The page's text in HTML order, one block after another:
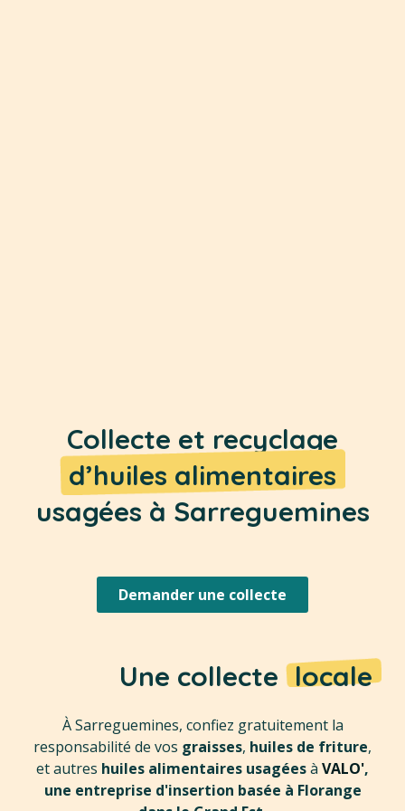
Collecte et recyclage
d’huiles alimentaires
usagées à Sarreguemines
Demander une collecte
Une collecte locale
À Sarreguemines, confiez gratuitement la
responsabilité de vos graisses, huiles de friture,
et autres huiles alimentaires usagéesà VALO',
une entreprise d'insertion basée à Florange